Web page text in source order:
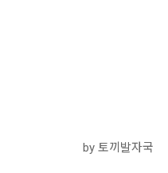
by 토끼발자국